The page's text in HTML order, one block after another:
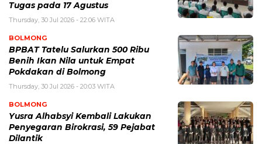
Tugas pada 17 Agustus
Thursday, 30 Jul 2026 - 22:06 WITA
BOLMONG
BPBAT Tatelu Salurkan 500 Ribu
Benih Ikan Nila untuk Empat
Pokdakan di Bolmong
Thursday, 30 Jul 2026 - 20:03 WITA
BOLMONG
Yusra Alhabsyi Kembali Lakukan
Penyegaran Birokrasi, 59 Pejabat
Dilantik